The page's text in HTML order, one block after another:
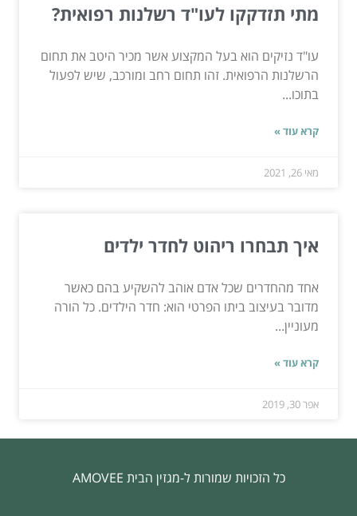
מתי תזדקקו לעו"ד רשלנות רפואית?
עו"ד נזיקים הוא בעל המקצוע אשר מכיר היטב את תחום
הרשלנות הרפואית. זהו תחום רחב ומורכב, שיש לפעול
בתוכו...
קרא עוד »
מאי 26, 2021
איך תבחרו ריהוט לחדר ילדים
אחד מהחדרים שכל אדם אוהב להשקיע בהם כאשר
מדובר בעיצוב ביתו הפרטי הוא: חדר הילדים. כל הורה
מעוניין...
קרא עוד »
אפר 30, 2019
כל הזכויות שמורות ל-מגזין הבית AMOVEE